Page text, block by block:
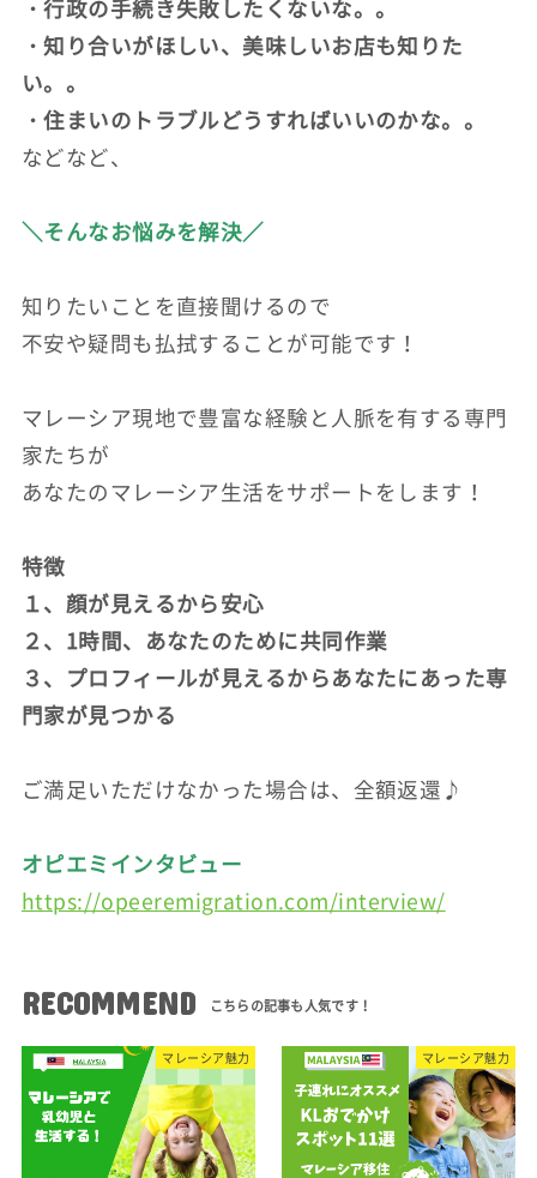
・行政の手続き失敗したくないな。。
・知り合いがほしい、美味しいお店も知りた
い。。
・住まいのトラブルどうすればいいのかな。。
などなど、
＼そんなお悩みを解決／
知りたいことを直接聞けるので
不安や疑問も払拭することが可能です！
マレーシア現地で豊富な経験と人脈を有する専門
家たちが
あなたのマレーシア生活をサポートをします！
特徴
１、顔が見えるから安心
２、1時間、あなたのために共同作業
３、プロフィールが見えるからあなたにあった専
門家が見つかる
ご満足いただけなかった場合は、全額返還♪
オピエミインタビュー
https://opeeremigration.com/interview/
RECOMMEND
マレーシア魅力 マレーシア魅力